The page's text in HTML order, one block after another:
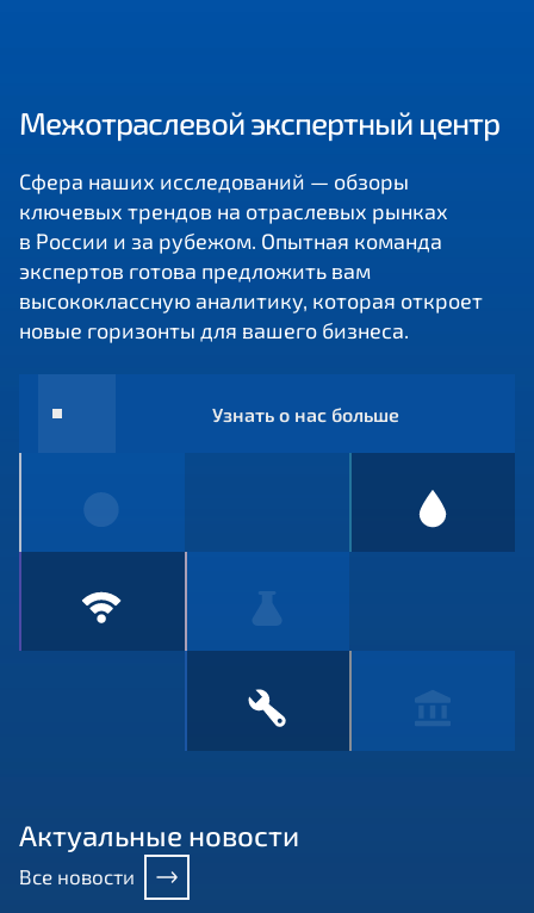
Межотраслевой экспертный центр
Сфера наших исследований — обзоры
ключевых трендов на отраслевых рынках
в России и за рубежом. Опытная команда
экспертов готова предложить вам
высококлассную аналитику, которая откроет
новые горизонты для вашего бизнеса.
Узнать о нас больше
Актуальные новости
Все новости